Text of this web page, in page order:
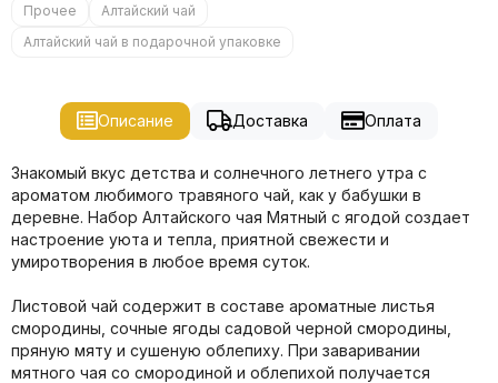
Прочее
Алтайский чай
Алтайский чай в подарочной упаковке
Описание Доставка Оплата
Знакомый вкус детства и солнечного летнего утра с
ароматом любимого травяного чай, как у бабушки в
деревне. Набор Алтайского чая Мятный с ягодой создает
настроение уюта и тепла, приятной свежести и
умиротворения в любое время суток.
Листовой чай содержит в составе ароматные листья
смородины, сочные ягоды садовой черной смородины,
пряную мяту и сушеную облепиху. При заваривании
мятного чая со смородиной и облепихой получается